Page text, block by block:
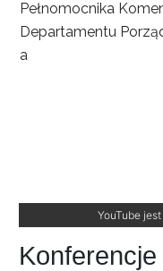
Pełnomocnika
Departamentu
a
YouTube